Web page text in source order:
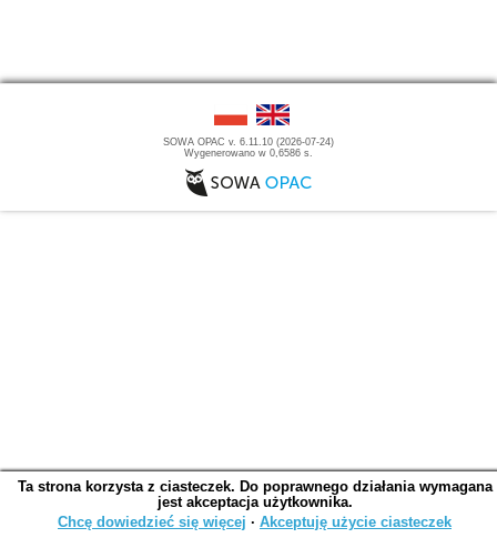
SOWA OPAC v. 6.11.10 (2026-07-24)
Wygenerowano w 0,6586 s.
Ta strona korzysta z ciasteczek. Do poprawnego działania wymagana
jest akceptacja użytkownika.
Chcę dowiedzieć się więcej ∙ Akceptuję użycie ciasteczek